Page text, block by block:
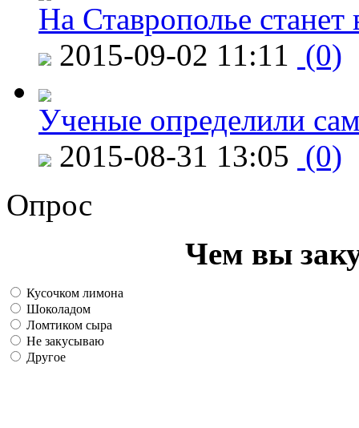
На Ставрополье
2015-09-02 11:11 (0)
Ученые определили
2015-08-31 13:05 (0)
Опрос
Чем вы
Кусочком лимона
Шоколадом
Ломтиком сыра
Не закусываю
Другое